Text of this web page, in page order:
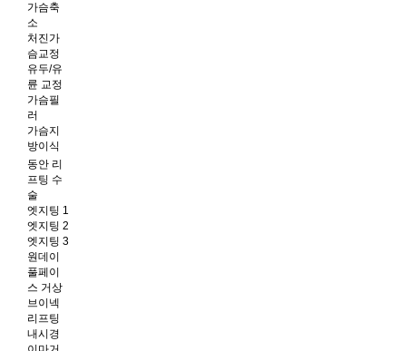
가슴축
소
처진가
슴교정
유두/유
륜 교정
가슴필
러
가슴지
방이식
동안 리
프팅 수
술
엣지팅 1
엣지팅 2
엣지팅 3
원데이
풀페이
스 거상
브이넥
리프팅
내시경